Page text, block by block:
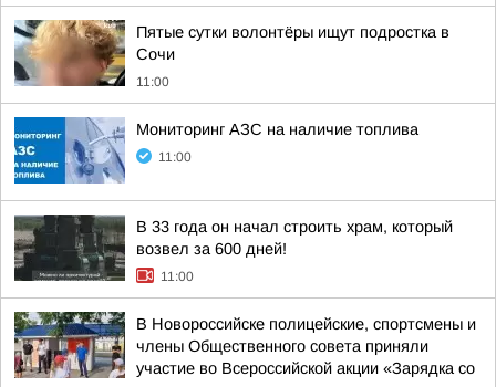
Пятые сутки волонтёры ищут подростка в
Сочи
11:00
Мониторинг АЗС на наличие топлива
11:00
В 33 года он начал строить храм, который
возвел за 600 дней!
11:00
В Новороссийске полицейские, спортсмены и
члены Общественного совета приняли
участие во Всероссийской акции «Зарядка со